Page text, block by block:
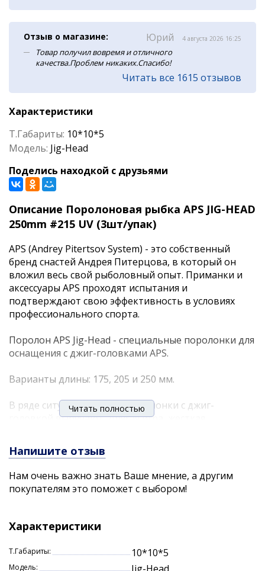
Отзыв о магазине: Юрий 4 августа 2026 16:25
Товар получил вовремя и отличного
качества.Проблем никаких.Спасибо!
Читать все 1615 отзывов
Характеристики
Т.Габариты: 10*10*5
Модель: Jig-Head
Поделись находкой с друзьями
Описание Поролоновая рыбка APS JIG-HEAD
250mm #215 UV (3шт/упак)
APS (Andrey Pitertsov System) - это собственный
бренд снастей Андрея Питерцова, в который он
вложил весь свой рыболовный опыт. Приманки и
аксессуары APS проходят испытания и
подтверждают свою эффективность в условиях
профессионального спорта.
Поролон APS Jig-Head - специальные поролонки для
оснащения с джиг-головками APS.
Варианты длины: 175, 205 и 250 мм.
В ряде ситуаций именно поролонки с джиг-
головкой выручают. Другая игра, жесткая
Определенно этот вариант расширяет
возможности ловли!
Совет: " Если мы оснащаем поролоновую рыбку
выходить примерно на расстоянии от 1/3 до 1/2
(середины) ее длины. Так достигается максимальная
подвижность и лучшая реализация поклевок." -
Андрей Питерцов.
Читать полностью
Напишите отзыв
Нам очень важно знать Ваше мнение, а другим
покупателям это поможет с выбором!
Характеристики
Т.Габариты: 10*10*5
Модель: